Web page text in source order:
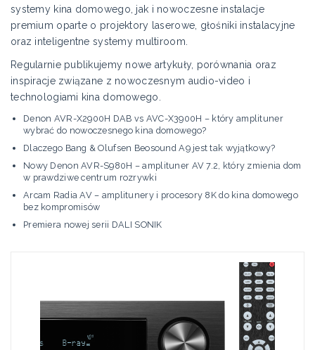
systemy kina domowego, jak i nowoczesne instalacje
premium oparte o projektory laserowe, głośniki instalacyjne
oraz inteligentne systemy multiroom.
Regularnie publikujemy nowe artykuły, porównania oraz
inspiracje związane z nowoczesnym audio-video i
technologiami kina domowego.
Denon AVR-X2900H DAB vs AVC-X3900H – który amplituner
wybrać do nowoczesnego kina domowego?
Dlaczego Bang & Olufsen Beosound A9 jest tak wyjątkowy?
Nowy Denon AVR-S980H – amplituner AV 7.2, który zmienia dom
w prawdziwe centrum rozrywki
Arcam Radia AV – amplitunery i procesory 8K do kina domowego
bez kompromisów
Premiera nowej serii DALI SONIK